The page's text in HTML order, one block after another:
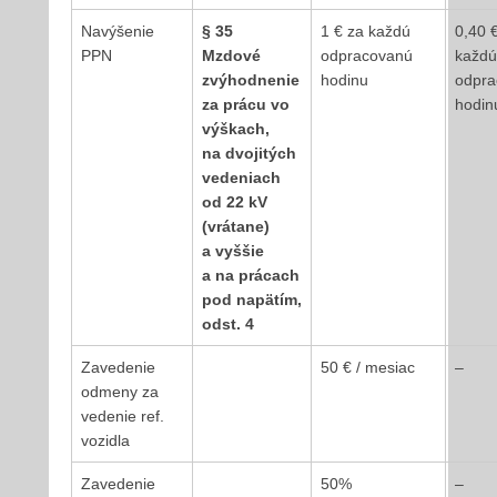
Navýšenie
PPN
§ 35
Mzdové
zvýhodnenie
za prácu vo
výškach,
na dvojitých
vedeniach
od 22 kV
(vrátane)
a vyššie
a na prácach
pod napätím,
odst. 4
1 € za každú
odpracovanú
hodinu
0,40
každú
Zavedenie
odmeny za
vedenie ref.
vozidla
50 € / mesiac –
Zavedenie
50%
–